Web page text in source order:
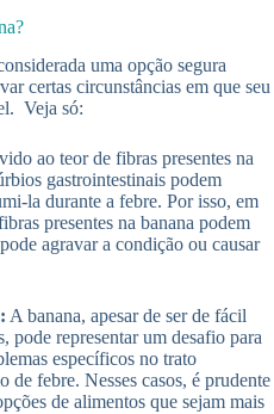
uma opção segura
certas circunstâncias em que seu
Veja só:
ao teor de fibras presentes na
gastrointestinais podem
la durante a febre. Por isso, em
presentes na banana podem
agravar a condição ou causar
A banana, apesar de ser de fácil
pode representar um desafio para
específicos no trato
de febre. Nesses casos, é prudente
de alimentos que sejam mais